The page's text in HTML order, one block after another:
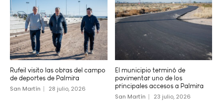
Rufeil visito las obras del campo
de deportes de Palmira
San Martín 28 julio, 2026
El municipio terminó de
pavimentar uno de los
principales accesos a Palmira
San Martín 23 julio, 2026